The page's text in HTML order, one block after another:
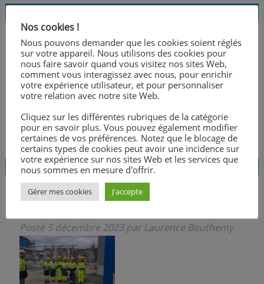
Merci aux donateurs de la taxe
Posté7 décembre 2023parLaurence Bouthemy
Posté 5 décembre 2023 par Laurence Bouthemy
Nos cookies !
Nous pouvons demander que les cookies soient réglés
sur votre appareil. Nous utilisons des cookies pour
nous faire savoir quand vous visitez nos sites Web,
comment vous interagissez avec nous, pour enrichir
votre expérience utilisateur, et pour personnaliser
votre relation avec notre site Web.
Cliquez sur les différentes rubriques de la catégorie
pour en savoir plus. Vous pouvez également modifier
certaines de vos préférences. Notez que le blocage de
certains types de cookies peut avoir une incidence sur
votre expérience sur nos sites Web et les services que
nous sommes en mesure d'offrir.
Gérer mes cookies J'accepte